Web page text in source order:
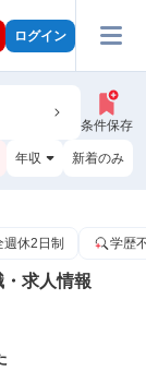
ログイン
条件保存
年収 新着のみ
週休2日制 学歴
求人情報